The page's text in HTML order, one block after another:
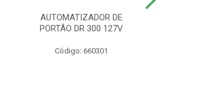
AUTOMATIZADOR DE
PORTÃO DR 300 127V
Código: 660301